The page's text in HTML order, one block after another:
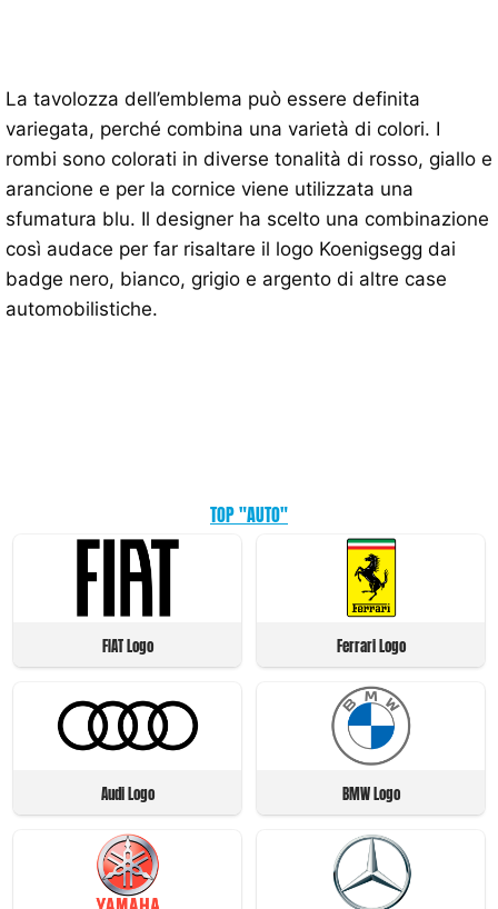
La tavolozza dell’emblema può essere definita
variegata, perché combina una varietà di colori. I
rombi sono colorati in diverse tonalità di rosso, giallo e
arancione e per la cornice viene utilizzata una
sfumatura blu. Il designer ha scelto una combinazione
così audace per far risaltare il logo Koenigsegg dai
badge nero, bianco, grigio e argento di altre case
automobilistiche.
TOP "AUTO"
FIAT Logo Ferrari Logo
Audi Logo BMW Logo